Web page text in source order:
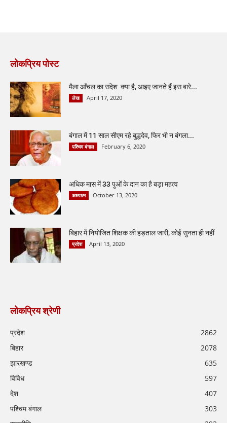
लोकप्रिय पोस्ट
मैला आँचल का संदेश क्या है, आइए जानते हैं इस बारे...
लेख April 17, 2020
बंगाल में 11 साल सीएम रहे बुद्धदेव, फिर भी न बंगला...
पश्चिम बंगाल February 6, 2020
अधिक मास में 33 पुओं के दान का है बड़ा महत्व
अध्यात्म October 13, 2020
बिहार में नियोजित शिक्षक की हड़ताल जारी, कोई सुनता ही नहीं
प्रदेश April 13, 2020
लोकप्रिय श्रेणी
प्रदेश
2862
बिहार
2078
झारखण्ड
635
विविध
597
देश
407
पश्चिम बंगाल
303